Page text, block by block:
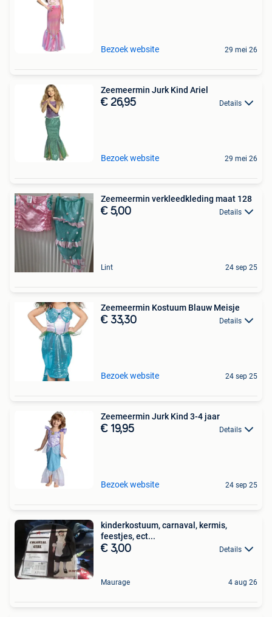
Bezoek website 29 mei 26
Zeemeermin Jurk Kind Ariel
€ 26,95 Details
Bezoek website 29 mei 26
Zeemeermin verkleedkleding maat 128
€ 5,00 Details
Lint 24 sep 25
Zeemeermin Kostuum Blauw Meisje
€ 33,30 Details
Bezoek website 24 sep 25
Zeemeermin Jurk Kind 3-4 jaar
€ 19,95 Details
Bezoek website 24 sep 25
kinderkostuum, carnaval, kermis,
feestjes, ect...
€ 3,00 Details
Maurage 4 aug 26